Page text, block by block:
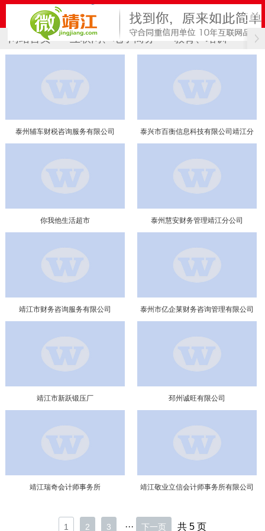
网站首页 互联网、电子商务 教育、培训 计
泰州辅车财税咨询服务有限公司
泰兴市百衡信息科技有限公司靖江分
公司
你我他生活超市 泰州慧安财务管理靖江分公司
靖江市财务咨询服务有限公司 泰州市亿企莱财务咨询管理有限公司
靖江市新跃锻压厂 邳州诚旺有限公司
靖江瑞奇会计师事务所 靖江敬业立信会计师事务所有限公司
1 2 3 ··· 下一页 共 5 页